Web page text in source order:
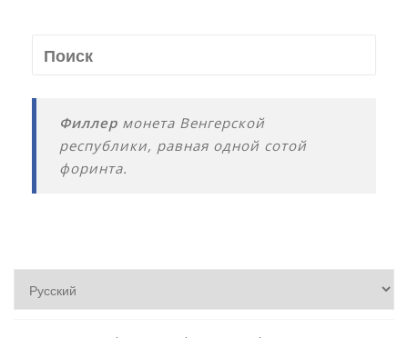
Филлер монета Венгерской
республики, равная одной сотой
форинта.